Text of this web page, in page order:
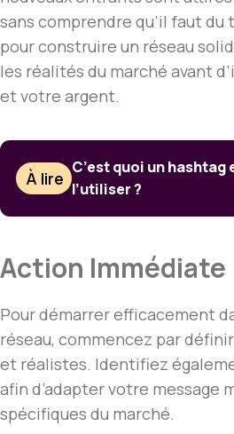
sans comprendre qu’il faut
pour construire un réseau
les réalités du marché avant
et votre argent.
À lire
C’est quoi un
l’utiliser ?
Action Immédiate
Pour démarrer efficacement
réseau, commencez par
et réalistes. Identifiez
afin d’adapter votre message
spécifiques du marché.